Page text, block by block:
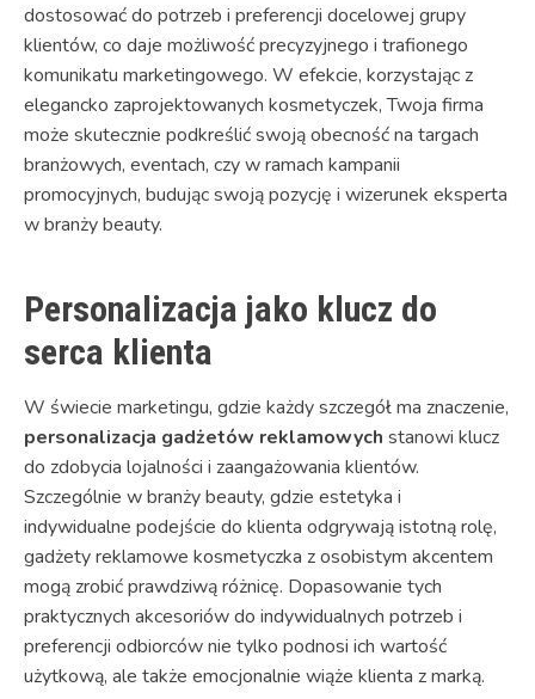
dostosować do potrzeb i preferencji docelowej grupy
klientów, co daje możliwość precyzyjnego i trafionego
komunikatu marketingowego. W efekcie, korzystając z
elegancko zaprojektowanych kosmetyczek, Twoja firma
może skutecznie podkreślić swoją obecność na targach
branżowych, eventach, czy w ramach kampanii
promocyjnych, budując swoją pozycję i wizerunek eksperta
w branży beauty.
Personalizacja jako klucz do
serca klienta
W świecie marketingu, gdzie każdy szczegół ma znaczenie,
personalizacja gadżetów reklamowych stanowi klucz
do zdobycia lojalności i zaangażowania klientów.
Szczególnie w branży beauty, gdzie estetyka i
indywidualne podejście do klienta odgrywają istotną rolę,
gadżety reklamowe kosmetyczka z osobistym akcentem
mogą zrobić prawdziwą różnicę. Dopasowanie tych
praktycznych akcesoriów do indywidualnych potrzeb i
preferencji odbiorców nie tylko podnosi ich wartość
użytkową, ale także emocjonalnie wiąże klienta z marką.